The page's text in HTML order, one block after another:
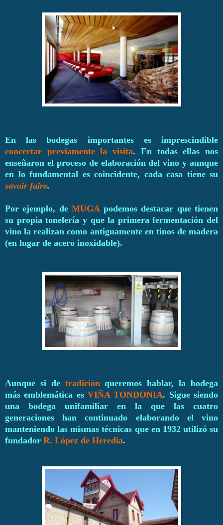
En las bodegas importantes es imprescindible
concertar previamente la visita. En todas ellas nos
enseñaron el proceso de elaboración del vino y aunque
en lo fundamental es coincidente, cada casa tiene su
savoir faire.
Por ejemplo, deMUGApodemos destacar que tienen
su propia tonelería y que la primera fermentación del
vino la realizan como antiguamente en tinos de madera
(en lugar de acero inoxidable).
Aunque si de tradiciónqueremos hablar, la bodega
más emblemática es VIÑA TONDONIA. Sigue siendo
una bodega unifamiliar en la que las cuatro
generaciones han continuado elaborando el vino
manteniendo las mismas técnicas que en 1932 utilizó su
fundador R. López de Heredia.